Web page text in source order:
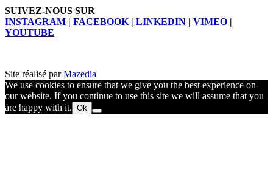
SUIVEZ-NOUS SUR
INSTAGRAM | FACEBOOK | LINKEDIN | VIMEO |
YOUTUBE
Site réalisé parMazedia
We use cookies to ensure that we give you the best experience on
our website. If you continue to use this site we will assume that you
are happy with it. Ok